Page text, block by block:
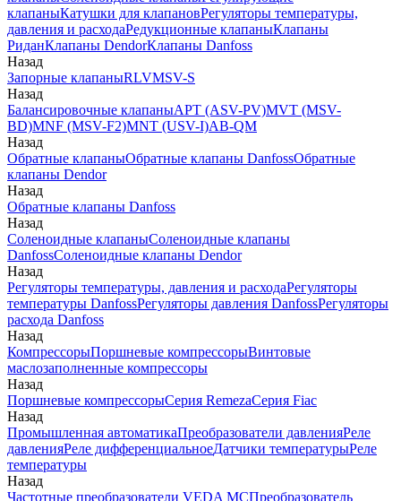
клапаныКатушки для клапановРегуляторы температуры,
давления и расходаРедукционные клапаныКлапаны
РиданКлапаны DendorКлапаны Danfoss
Назад
Запорные клапаныRLVMSV-S
Назад
Балансировочные клапаныAPT (ASV-PV)MVT (MSV-
BD)MNF (MSV-F2)MNT (USV-I)AB-QM
Назад
Обратные клапаныОбратные клапаны DanfossОбратные
клапаны Dendor
Назад
Обратные клапаны Danfoss
Назад
Соленоидные клапаныСоленоидные клапаны
DanfossСоленоидные клапаны Dendor
Назад
Регуляторы температуры, давления и расходаРегуляторы
температуры DanfossРегуляторы давления DanfossРегуляторы
расхода Danfoss
Назад
КомпрессорыПоршневые компрессорыВинтовые
маслозаполненные компрессоры
Назад
Поршневые компрессорыСерия RemezaСерия Fiac
Назад
Промышленная автоматикаПреобразователи давленияРеле
давленияРеле дифференциальноеДатчики температурыРеле
температуры
Назад
Частотные преобразователи VEDA MCПреобразователь